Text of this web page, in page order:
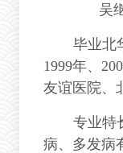
吴
毕业北
1999年、
友谊医院、
专业特
病、多发病